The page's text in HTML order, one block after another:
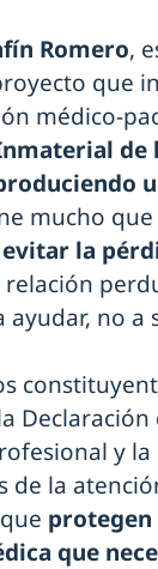
Romero,
que
médico-
de
mucho
evitar la
no a
y la
de la
protegen
que